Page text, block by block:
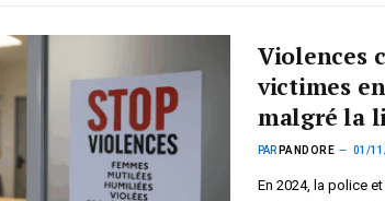
Violences
victimes
malgré la
PAR PANDORE 01/
En 2024, la police